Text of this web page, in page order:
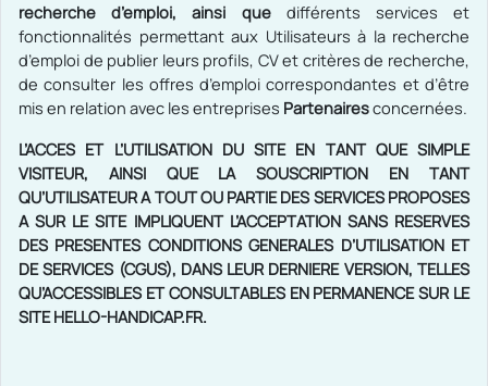
recherche d’emploi, ainsi quedifférents services et
fonctionnalités permettant aux Utilisateurs à la recherche
d’emploi de publier leurs profils, CV et critères de recherche,
de consulter les offres d’emploi correspondantes et d’être
mis en relation avec les entreprises Partenairesconcernées.
L’ACCES ET L’UTILISATION DU SITE EN TANT QUE SIMPLE
VISITEUR, AINSI QUE LA SOUSCRIPTION EN TANT
QU’UTILISATEUR A TOUT OU PARTIE DES SERVICES PROPOSES
A SUR LE SITE IMPLIQUENT L’ACCEPTATION SANS RESERVES
DES PRESENTES CONDITIONS GENERALES D’UTILISATION ET
DE SERVICES (CGUS), DANS LEUR DERNIERE VERSION, TELLES
QU’ACCESSIBLES ET CONSULTABLES EN PERMANENCE SUR LE
SITE HELLO-HANDICAP.FR.